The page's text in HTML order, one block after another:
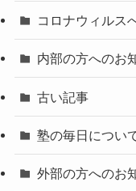
コロナウィルス
内部の方へのお
古い記事
塾の毎日につい
外部の方へのお